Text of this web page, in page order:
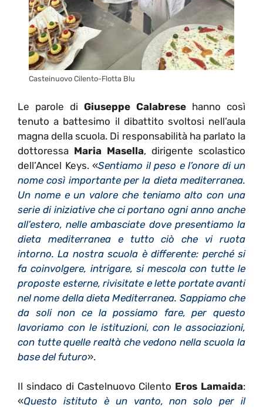
Casteinuovo Cilento-Flotta Blu
Le parole di Giuseppe Calabrese hanno così
tenuto a battesimo il dibattito svoltosi nell’aula
magna della scuola. Di responsabilità ha parlato la
dottoressa Maria Masella, dirigente scolastico
dell’Ancel Keys. «Sentiamo il peso e l’onore di un
nome così importante per la dieta mediterranea.
Un nome e un valore che teniamo alto con una
serie di iniziative che ci portano ogni anno anche
all’estero, nelle ambasciate dove presentiamo la
dieta mediterranea e tutto ciò che vi ruota
intorno. La nostra scuola è differente: perché si
fa coinvolgere, intrigare, si mescola con tutte le
proposte esterne, rivisitate e lette portate avanti
nel nome della dieta Mediterranea. Sappiamo che
da soli non ce la possiamo fare, per questo
lavoriamo con le istituzioni, con le associazioni,
con tutte quelle realtà che vedono nella scuola la
base del futuro».
Il sindaco di Castelnuovo Cilento Eros Lamaida:
«Questo istituto è un vanto, non solo per il